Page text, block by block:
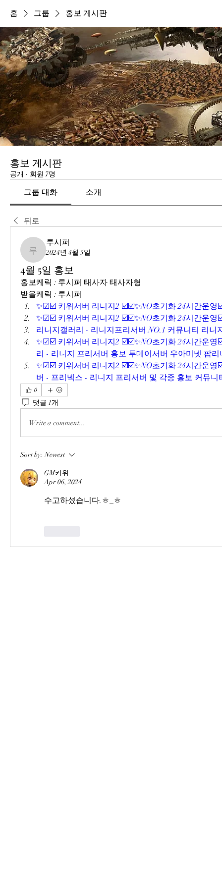
홈 그룹 홍보 게시판
홍보 게시판
공개 · 회원 7명
그룹 대화 소개
뒤로
루시퍼
루시퍼
2024년 4월 5일
4월 5일 홍보
홍보케릭 : 루시퍼 태사자 태사자형
받을케릭 : 루시퍼
✨☑☑️ 키위서버 리니지2 ☑️☑️✨NO초기화 24시간운영
✨☑☑️ 키위서버 리니지2 ☑️☑️✨NO초기화 24시간운영
리니지갤러리 - 리니지프리서버 NO.1 커뮤니티 리니
✨☑☑️ 키위서버 리니지2 ☑️☑️✨NO초기화 24시간운영
리 - 리니지 프리서버 홍보 투데이서버 우아미넷 팝리
✨☑☑️ 키위서버 리니지2 ☑️☑️✨NO초기화 24시간운영
버 - 프리넥스 - 리니지 프리서버 및 각종 홍보 커뮤니
0
댓글 1개
Write a comment...
Sort by: Newest
GM키위
Apr 06, 2024
수고하셨습니다.ㅎ_ㅎ